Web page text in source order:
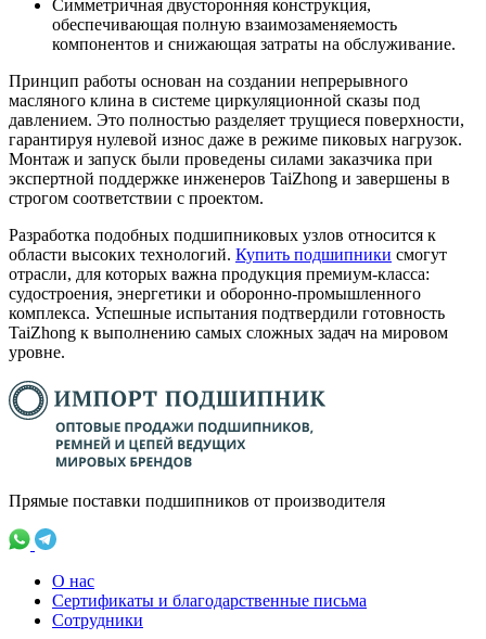
Симметричная двусторонняя конструкция,
обеспечивающая полную взаимозаменяемость
компонентов и снижающая затраты на обслуживание.
Принцип работы основан на создании непрерывного
масляного клина в системе циркуляционной сказы под
давлением. Это полностью разделяет трущиеся поверхности,
гарантируя нулевой износ даже в режиме пиковых нагрузок.
Монтаж и запуск были проведены силами заказчика при
экспертной поддержке инженеров TaiZhong и завершены в
строгом соответствии с проектом.
Разработка подобных подшипниковых узлов относится к
области высоких технологий. Купить подшипники смогут
отрасли, для которых важна продукция премиум-класса:
судостроения, энергетики и оборонно-промышленного
комплекса. Успешные испытания подтвердили готовность
TaiZhong к выполнению самых сложных задач на мировом
уровне.
Прямые поставки подшипников от производителя
О нас
Сертификаты и благодарственные письма
Сотрудники